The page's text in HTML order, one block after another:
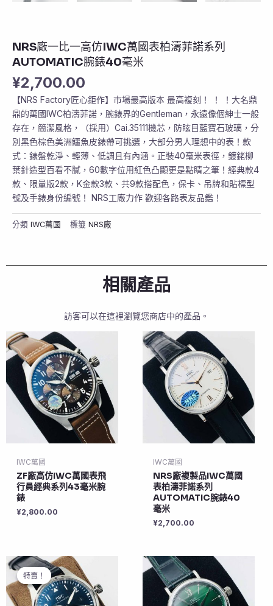
NRS廠一比一高仿IWC萬國表柏濤菲諾系列
AUTOMATIC腕錶40毫米
¥2,700.00
【NRS Factory匠心鉅作】市場最高版本 最高複刻！ ！ ！大名鼎
鼎的萬國IWC柏濤菲諾，腕錶界的Gentleman，永遠像個紳士一般
存在，簡潔風格，（採用）Cai.35111機芯，防眩目藍寶石玻璃，分
別黑色棕色美洲鱷魚皮錶帶可挑選，大部分男人理想中的表！款
式：錶盤乾淨、輕薄、低調且有內涵。正裝40毫米表徑，鍍銠柳
葉針造型百看不膩，60數字位用紅色凸顯更是點睛之筆！經典款4
款、限量版2款，K金款3款、共9款搭配色，保卡、吊牌和貼標型
號及手錶身份編號！ NRS工廠力作 歡迎各路表友品鑑！
分類 IWC萬國 標籤 NRS廠
相關產品
訪客可以在這裡瀏覽您商店中的產品。
IWC萬國
ZF廠高仿IWC萬國表飛
行員經典系列43毫米腕
錶
¥2,800.00
IWC萬國
NRS廠複製品IWC萬國
表柏濤菲諾系列
AUTOMATIC腕錶40
毫米
¥2,700.00
特賣！
特賣！